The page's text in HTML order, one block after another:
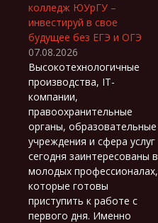
колледж ЮУрГУ –
инвестируй в свое
будущее без ЕГЭ и ОГЭ
07.08.2026
Высокотехнологичные
производства, IT-
компании,
правоохранительные
органы, образовательные
учреждения и сфера услуг
сегодня заинтересованы в
молодых профессионалах,
которые готовы
приступить к работе с
первого дня. Именно